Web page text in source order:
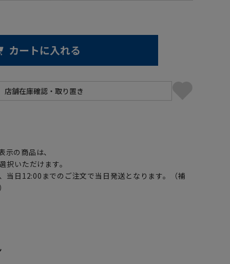
カートに入れる
示の商品は、
択いただけます。
当日12:00までのご注文で当日発送となります。（補